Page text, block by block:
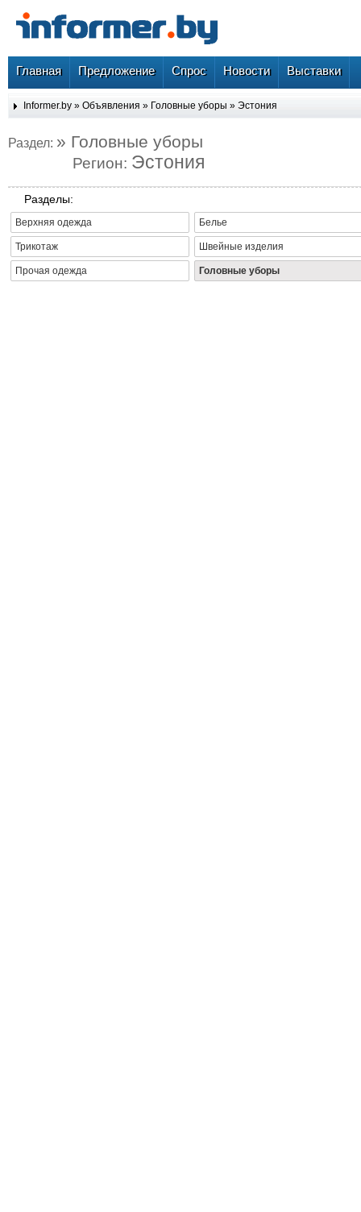
Главная Предложение Спрос Новости Выставки
Informer.by » Объявления » Головные уборы » Эстония
Раздел: » Головные уборы
Регион: Эстония
Разделы:
Верхняя одежда Белье
Трикотаж Швейные изделия
Прочая одежда Головные уборы